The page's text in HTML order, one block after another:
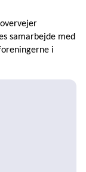
samarbejde med
i